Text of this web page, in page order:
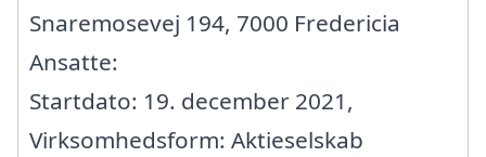
Snaremosevej 194, 7000 Fredericia
Ansatte:
Startdato: 19. december 2021,
Virksomhedsform: Aktieselskab